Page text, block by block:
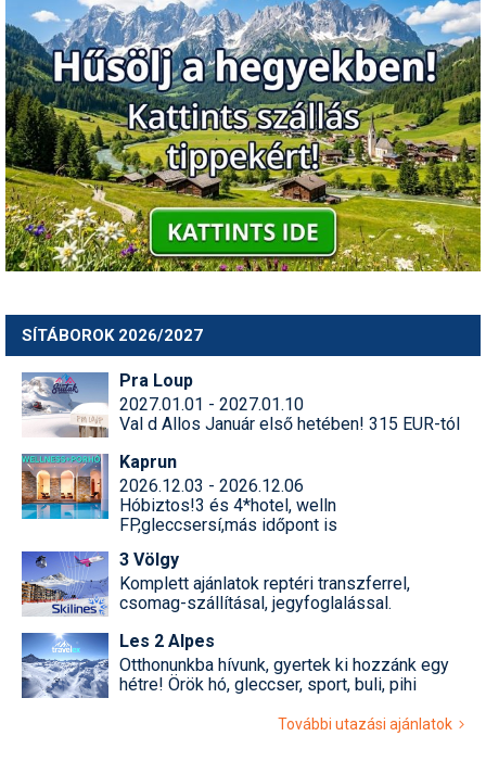
SÍTÁBOROK 2026/2027
Pra Loup
2027.01.01 - 2027.01.10
Val d Allos Január első hetében! 315 EUR-tól
Kaprun
2026.12.03 - 2026.12.06
Hóbiztos!3 és 4*hotel, welln
FP,gleccsersí,más időpont is
3 Völgy
Komplett ajánlatok reptéri transzferrel,
csomag-szállításal, jegyfoglalással.
Les 2 Alpes
Otthonunkba hívunk, gyertek ki hozzánk egy
hétre! Örök hó, gleccser, sport, buli, pihi
További utazási ajánlatok